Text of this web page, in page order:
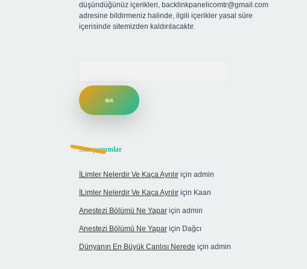
düşündüğünüz içerikleri, backlinkpanelicomtr@gmail.com
adresine bildirmeniz halinde, ilgili içerikler yasal süre
içerisinde sitemizden kaldırılacaktır.
Son yorumlar
İLimler Nelerdir Ve Kaça Ayrılıriçin admin
İLimler Nelerdir Ve Kaça Ayrılıriçin Kaan
Anestezi Bölümü Ne Yapariçin admin
Anestezi Bölümü Ne Yapariçin Dağcı
Dünyanın En Büyük Canlısı Nerede için admin